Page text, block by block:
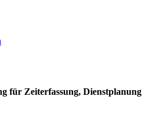
für Zeiterfassung, Dienstplanung